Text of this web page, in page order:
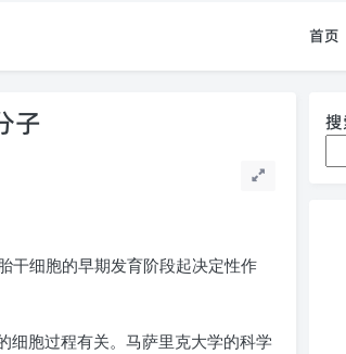
首页
子
干细胞的早期发育阶段起决定性作
细胞过程有关。马萨里克大学的科学